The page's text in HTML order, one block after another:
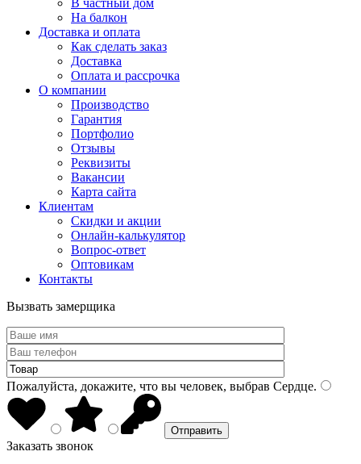
В частный дом
На балкон
Доставка и оплата
Как сделать заказ
Доставка
Оплата и рассрочка
О компании
Производство
Гарантия
Портфолио
Отзывы
Реквизиты
Вакансии
Карта сайта
Клиентам
Скидки и акции
Онлайн-калькулятор
Вопрос-ответ
Оптовикам
Контакты
Вызвать замерщика
Пожалуйста, докажите, что вы человек, выбрав Сердце.
Заказать звонок